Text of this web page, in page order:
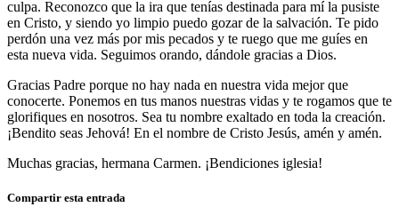
culpa. Reconozco que la ira que tenías destinada para mí la pusiste
en Cristo, y siendo yo limpio puedo gozar de la salvación. Te pido
perdón una vez más por mis pecados y te ruego que me guíes en
esta nueva vida. Seguimos orando, dándole gracias a Dios.
Gracias Padre porque no hay nada en nuestra vida mejor que
conocerte. Ponemos en tus manos nuestras vidas y te rogamos que te
glorifiques en nosotros. Sea tu nombre exaltado en toda la creación.
¡Bendito seas Jehová! En el nombre de Cristo Jesús, amén y amén.
Muchas gracias, hermana Carmen. ¡Bendiciones iglesia!
Compartir esta entrada